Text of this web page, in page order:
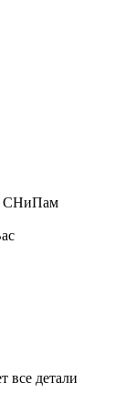
СНиПам
все детали